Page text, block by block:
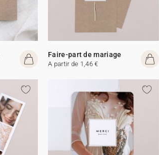
Faire-part de mariage
A partir de 1,46 €